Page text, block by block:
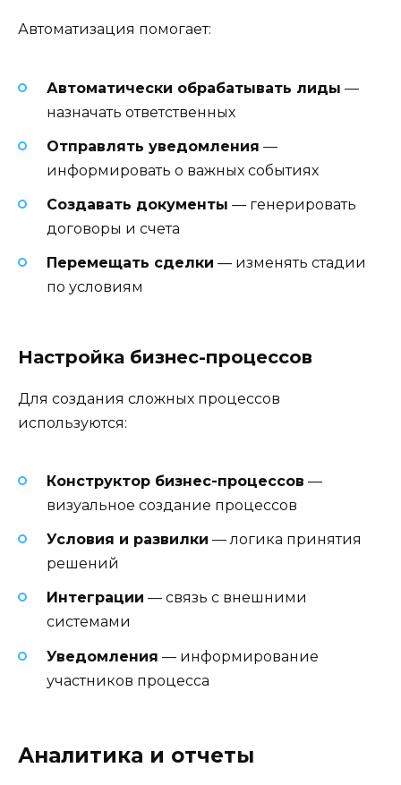
Автоматизация помогает:
Автоматически обрабатывать лиды —
назначать ответственных
Отправлять уведомления —
информировать о важных событиях
Создавать документы — генерировать
договоры и счета
Перемещать сделки — изменять стадии
по условиям
Настройка бизнес-процессов
Для создания сложных процессов
используются:
Конструктор бизнес-процессов —
визуальное создание процессов
Условия и развилки — логика принятия
решений
Интеграции — связь с внешними
системами
Уведомления — информирование
участников процесса
Аналитика и отчеты